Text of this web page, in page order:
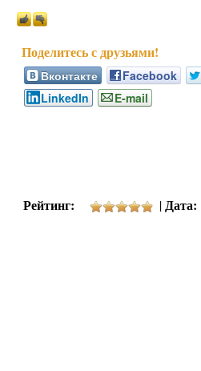
Вконтакте Facebook
LinkedIn
E-mail
Рейтинг: |Дата: